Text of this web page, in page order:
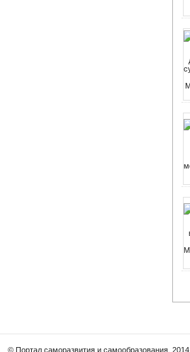
© Портал саморазвития и самообразования, 2014